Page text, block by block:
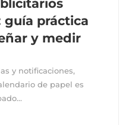
guía práctica
y medir
y notificaciones,
de papel es